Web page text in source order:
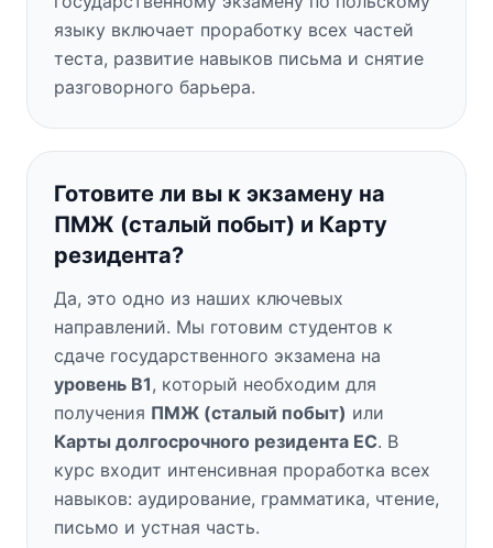
языку включает проработку всех частей
теста, развитие навыков письма и снятие
разговорного барьера.
Готовите ли вы к экзамену на
ПМЖ (сталый побыт) и Карту
резидента?
Да, это одно из наших ключевых
направлений. Мы готовим студентов к
сдаче государственного экзамена на
уровень B1, который необходим для
получения ПМЖ (сталый побыт) или
Карты долгосрочного резидента ЕС. В
курс входит интенсивная проработка всех
навыков: аудирование, грамматика, чтение,
письмо и устная часть.